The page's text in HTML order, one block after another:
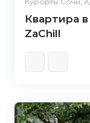
Квартира
ZaChill